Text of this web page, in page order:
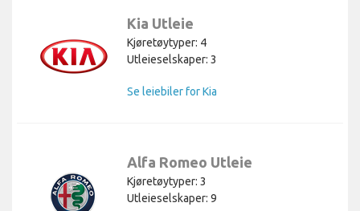
Kia Utleie
Kjøretøytyper: 4
Utleieselskaper: 3
Se leiebiler for Kia
Alfa Romeo Utleie
Kjøretøytyper: 3
Utleieselskaper: 9